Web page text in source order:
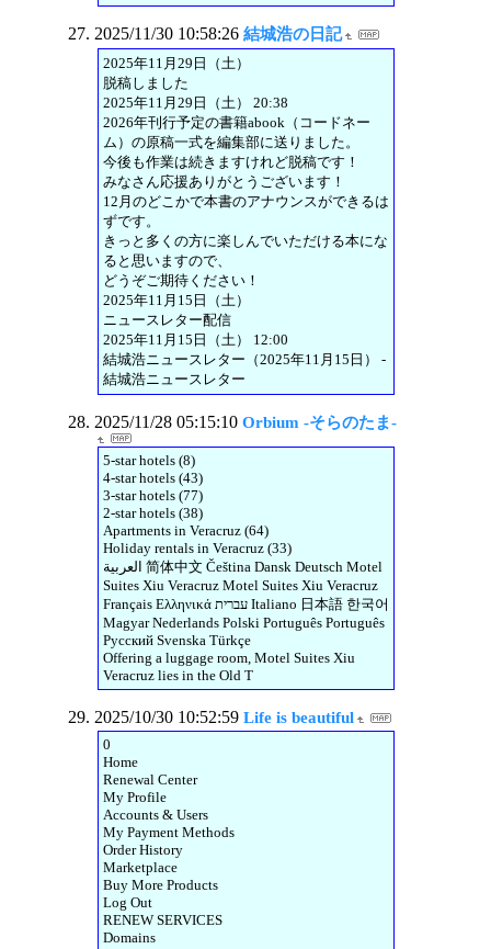
2025/11/30 10:58:26 結城浩の日記
2025年11月29日（土）
脱稿しました
2025年11月29日（土） 20:38
2026年刊行予定の書籍abook（コードネー
ム）の原稿一式を編集部に送りました。
今後も作業は続きますけれど脱稿です！
みなさん応援ありがとうございます！
12月のどこかで本書のアナウンスができるは
ずです。
きっと多くの方に楽しんでいただける本にな
ると思いますので、
どうぞご期待ください！
2025年11月15日（土）
ニュースレター配信
2025年11月15日（土） 12:00
結城浩ニュースレター（2025年11月15日） -
結城浩ニュースレター
2025/11/28 05:15:10 Orbium -そらのたま-
5-star hotels (8)
4-star hotels (43)
3-star hotels (77)
2-star hotels (38)
Apartments in Veracruz (64)
Holiday rentals in Veracruz (33)
العربية 简体中文 Čeština Dansk Deutsch Motel
Suites Xiu Veracruz Motel Suites Xiu Veracruz
Français Ελληνικά עברית Italiano 日本語 한국어
Magyar Nederlands Polski Português Português
Русский Svenska Türkçe
Offering a luggage room, Motel Suites Xiu
Veracruz lies in the Old T
2025/10/30 10:52:59 Life is beautiful
0
Home
Renewal Center
My Profile
Accounts & Users
My Payment Methods
Order History
Marketplace
Buy More Products
Log Out
RENEW SERVICES
Domains